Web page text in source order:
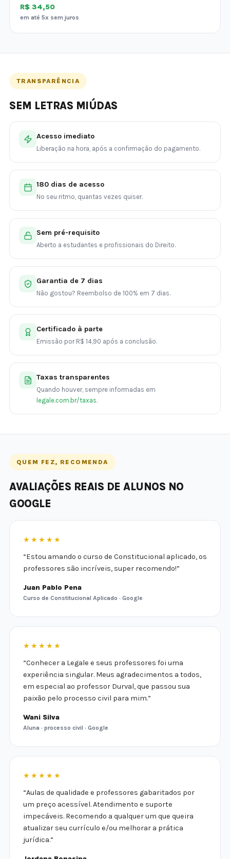
R$ 34,50
em até 5x sem juros
TRANSPARÊNCIA
SEM LETRAS MIÚDAS
Acesso imediato
Liberação na hora, após a confirmação do pagamento.
180 dias de acesso
No seu ritmo, quantas vezes quiser.
Sem pré-requisito
Aberto a estudantes e profissionais do Direito.
Garantia de 7 dias
Não gostou? Reembolso de 100% em 7 dias.
Certificado à parte
Emissão por R$ 14,90 após a conclusão.
Taxas transparentes
Quando houver, sempre informadas em
legale.com.br/taxas.
QUEM FEZ, RECOMENDA
AVALIAÇÕES REAIS DE ALUNOS NO
GOOGLE
★★★★★
“Estou amando o curso de Constitucional aplicado, os
professores são incríveis, super recomendo!”
Juan Pablo Pena
Curso de Constitucional Aplicado · Google
★★★★★
“Conhecer a Legale e seus professores foi uma
experiência singular. Meus agradecimentos a todos,
em especial ao professor Durval, que passou sua
paixão pelo processo civil para mim.”
Wani Silva
Aluna · processo civil · Google
★★★★★
“Aulas de qualidade e professores gabaritados por
um preço acessível. Atendimento e suporte
impecáveis. Recomendo a qualquer um que queira
atualizar seu currículo e/ou melhorar a prática
jurídica.”